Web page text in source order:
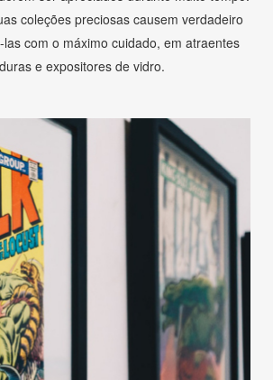
coleções preciosas causem verdadeiro
com o máximo cuidado, em atraentes
e expositores de vidro.